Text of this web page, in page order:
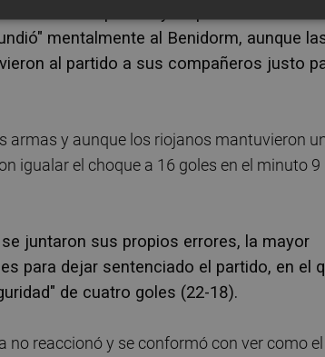
acelerón al partido y en pocos minutos
mentalmente al Benidorm, aunque
al partido a sus compañeros justo
armas y aunque los riojanos mantuvieron
igualar el choque a 16 goles en el minuto 9
juntaron sus propios errores, la mayor
para dejar sentenciado el partido, en el
de cuatro goles (22-18).
no reaccionó y se conformó con ver como el